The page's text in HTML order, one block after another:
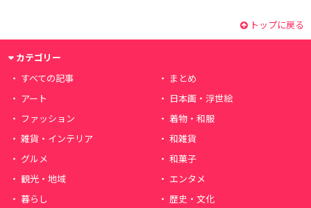
トップに戻る
カテゴリー
すべての記事
まとめ
アート
日本画・浮世絵
ファッション
着物・和服
雑貨・インテリア
和雑貨
グルメ
和菓子
観光・地域
エンタメ
暮らし
歴史・文化